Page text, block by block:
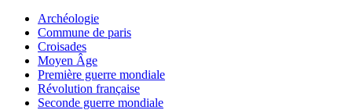
Archéologie
Commune de paris
Croisades
Moyen Âge
Première guerre mondiale
Révolution française
Seconde guerre mondiale